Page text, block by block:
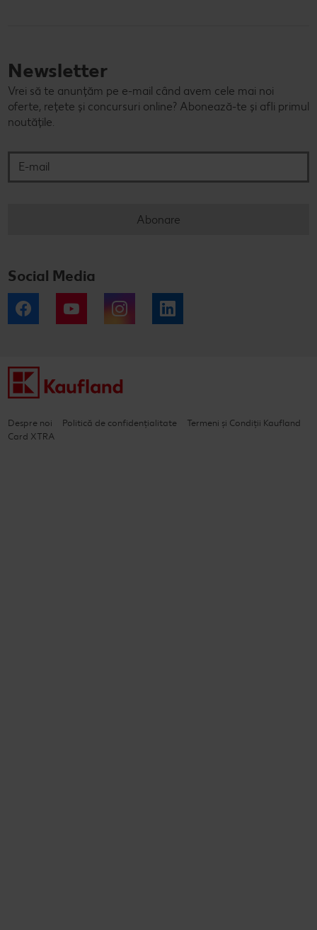
Newsletter
Vrei să te anunțăm pe e-mail când avem cele mai noi
oferte, rețete și concursuri online? Abonează-te și afli primul
noutățile.
Abonare
Social Media
Facebook YouTube Instagram
Despre noi Politică de confidențialitate
Termeni și Condiții Kaufland
Card XTRA